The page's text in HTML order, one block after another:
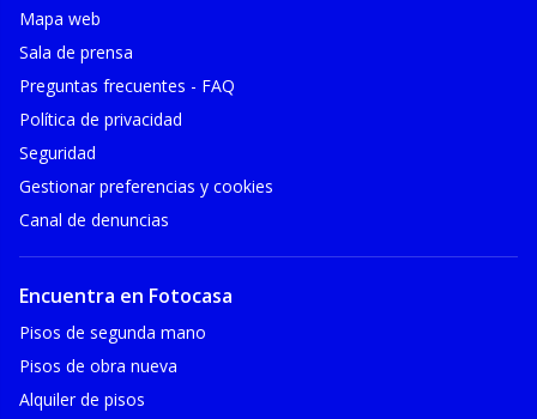
Mapa web
Sala de prensa
Preguntas frecuentes - FAQ
Política de privacidad
Seguridad
Gestionar preferencias y cookies
Canal de denuncias
Encuentra en Fotocasa
Pisos de segunda mano
Pisos de obra nueva
Alquiler de pisos